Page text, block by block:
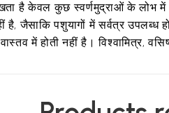
है केवल कुछ स्वर्णमुद्राओं के लोभ
है, जैसाकि पशुयागों में सर्वत्र
में होती नहीं है। विश्वामित्र,